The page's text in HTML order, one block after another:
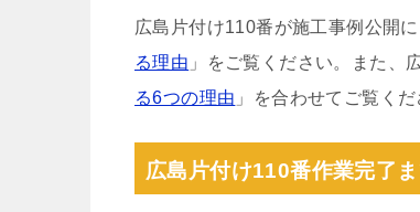
広島片付け110番が施工事例公開
る理由 」をご覧ください。また、
る6つの理由 」を合わせてご覧くだ
広島片付け110番作業完了